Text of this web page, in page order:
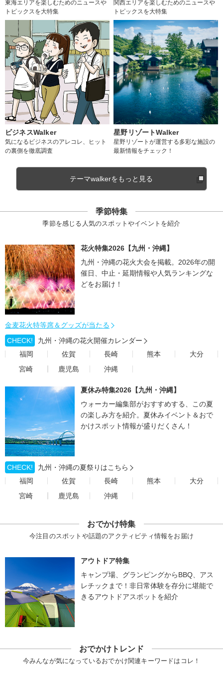
東海エリアを楽しむためのニュースや
トピックスを大特集
関西エリアを楽しむためのニュースや
トピックスを大特集
ビジネスWalker
気になるビジネスのアレコレ、ヒット
の裏側を徹底調査
星野リゾートWalker
星野リゾートが運営する多彩な施設の
最新情報をチェック！
テーマwalkerをもっと見る
季節特集
季節を感じる人気のスポットやイベントを紹介
花火特集2026【九州・沖縄】
九州・沖縄の花火大会を掲載。2026年の開
催日、中止・延期情報や人気ランキングな
どをお届け！
金麦花火特等席＆グッズが当たる
CHECK!
九州・沖縄の花火開催カレンダー
福岡
佐賀 長崎 熊本
大分
宮崎
鹿児島 沖縄
夏休み特集2026【九州・沖縄】
ウォーカー編集部がおすすめする、この夏
の楽しみ方を紹介。夏休みイベント＆おで
かけスポット情報が盛りだくさん！
CHECK!
九州・沖縄の夏祭りはこちら
福岡
佐賀 長崎 熊本
大分
宮崎
鹿児島 沖縄
おでかけ特集
今注目のスポットや話題のアクティビティ情報をお届け
アウトドア特集
キャンプ場、グランピングからBBQ、アス
レチックまで！非日常体験を存分に堪能で
きるアウトドアスポットを紹介
おでかけトレンド
今みんなが気になっているおでかけ関連キーワードはコレ！